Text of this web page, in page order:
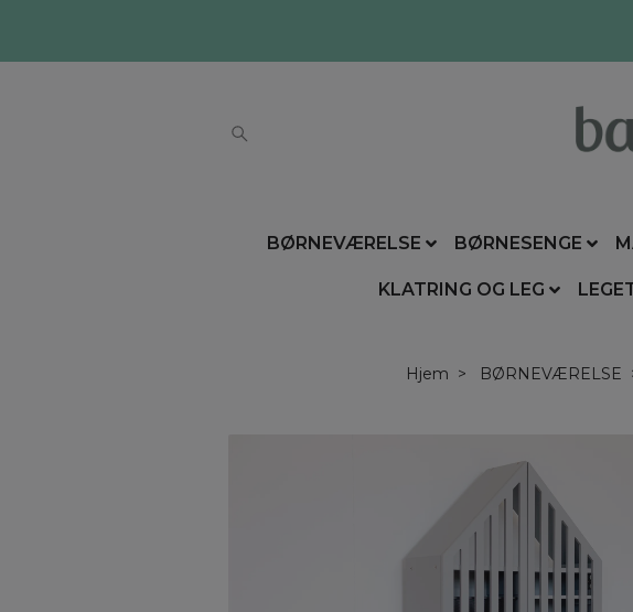
BØRNEVÆRELSE BØRNESENGE
KLATRING OG LEG
Hjem BØRNEVÆRELSE